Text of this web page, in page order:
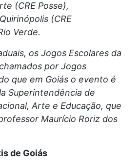
(CRE Posse),
(CRE
Verde.
os Jogos Escolares da
por Jogos
que em Goiás o evento é
Superintendência de
Arte e Educação, que
Maurício Roriz dos
de Goiás